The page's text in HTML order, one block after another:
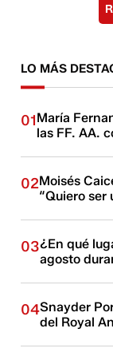
LO MÁS
01María
las FF. AA.
02Moisés
“Quiero ser
03¿En qué
agosto
04Snayder
del Royal